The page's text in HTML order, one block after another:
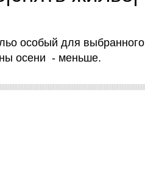
особый для выбранного
осени - меньше.